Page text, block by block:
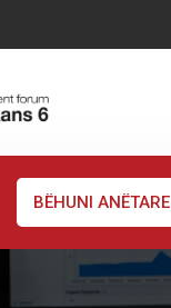
BËHUNI ANËTARE